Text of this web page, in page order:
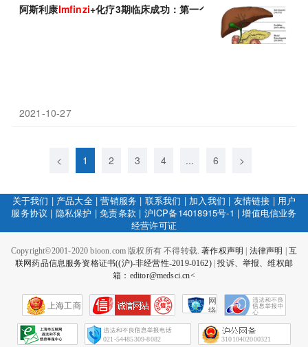
阿斯利康Imfinzi+化疗3期临床成功：第一个疗效显著优于标准护
2021-10-27
< 1 2 3 4 ... 6 >
关于我们 | 产品大全|营销服务 | 联系我们 | 加入我们 | 友情链接 | 用户
服务协议 | 隐私保护 |免责条款 | 沪ICP备14018915号-1 |增值电信业务
经营许可证
Copyright©2001-2020 bioon.com 版权所有 不得转载.著作权声明 法律声明
互
联网药品信息服务资格证书((沪)-非经营性-2019-0162)|投诉、举报、维权邮
箱：editor@medsci.cn<
上海工商
网
络
会
征
021-54485309-8082 31010402000321